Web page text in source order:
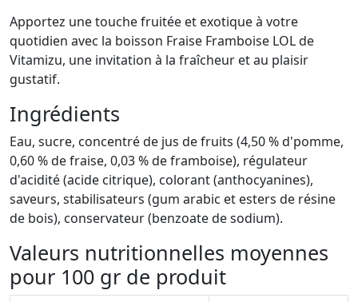
Apportez une touche fruitée et exotique à votre
quotidien avec la boisson Fraise Framboise LOL de
Vitamizu, une invitation à la fraîcheur et au plaisir
gustatif.
Ingrédients
Eau, sucre, concentré de jus de fruits (4,50 % d'pomme,
0,60 % de fraise, 0,03 % de framboise), régulateur
d'acidité (acide citrique), colorant (anthocyanines),
saveurs, stabilisateurs (gum arabic et esters de résine
de bois), conservateur (benzoate de sodium).
Valeurs nutritionnelles moyennes
pour 100 gr de produit